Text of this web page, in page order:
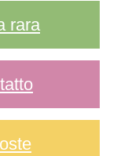
rara